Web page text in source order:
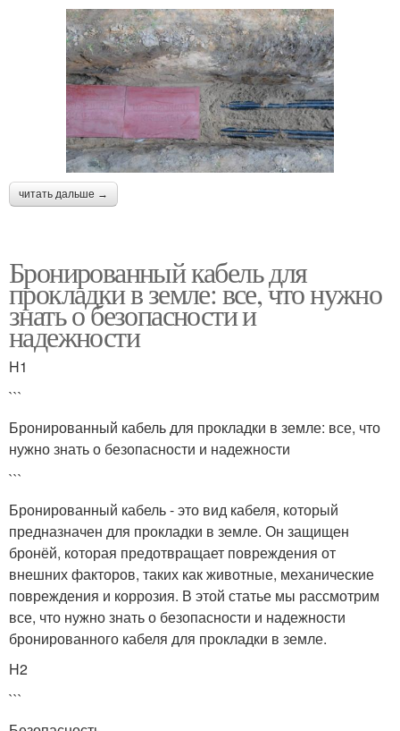
читать дальше →
Бронированный кабель для
прокладки в земле: все, что нужно
знать о безопасности и
надежности
H1
```
Бронированный кабель для прокладки в земле: все, что
нужно знать о безопасности и надежности
```
Бронированный кабель - это вид кабеля, который
предназначен для прокладки в земле. Он защищен
бронёй, которая предотвращает повреждения от
внешних факторов, таких как животные, механические
повреждения и коррозия. В этой статье мы рассмотрим
все, что нужно знать о безопасности и надежности
бронированного кабеля для прокладки в земле.
H2
```